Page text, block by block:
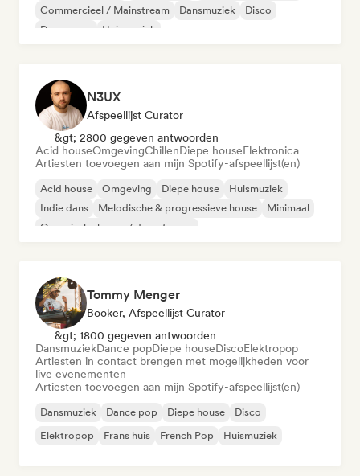
Commercieel / Mainstream
Dansmuziek
Disco
Droompop
Huismuziek
N3UX
Afspeellijst Curator
&gt; 2800 gegeven antwoorden
Acid houseOmgevingChillenDiepe houseElektronica
Artiesten toevoegen aan mijn Spotify-afspeellijst(en)
Acid house Omgeving Diepe house
Huismuziek
Indie dans
Melodische & progressieve house
Minimaal
Organische house / downtempo
Tommy Menger
Booker, Afspeellijst Curator
&gt; 1800 gegeven antwoorden
DansmuziekDance popDiepe houseDiscoElektropop
Artiesten in contact brengen met mogelijkheden voor
live evenementen
Artiesten toevoegen aan mijn Spotify-afspeellijst(en)
Dansmuziek Dance pop Diepe house
Disco
Elektropop
Frans huis French Pop Huismuziek